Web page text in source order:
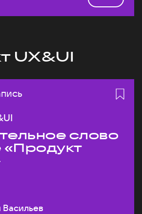
UX&UI
слово
«Продукт
Васильев